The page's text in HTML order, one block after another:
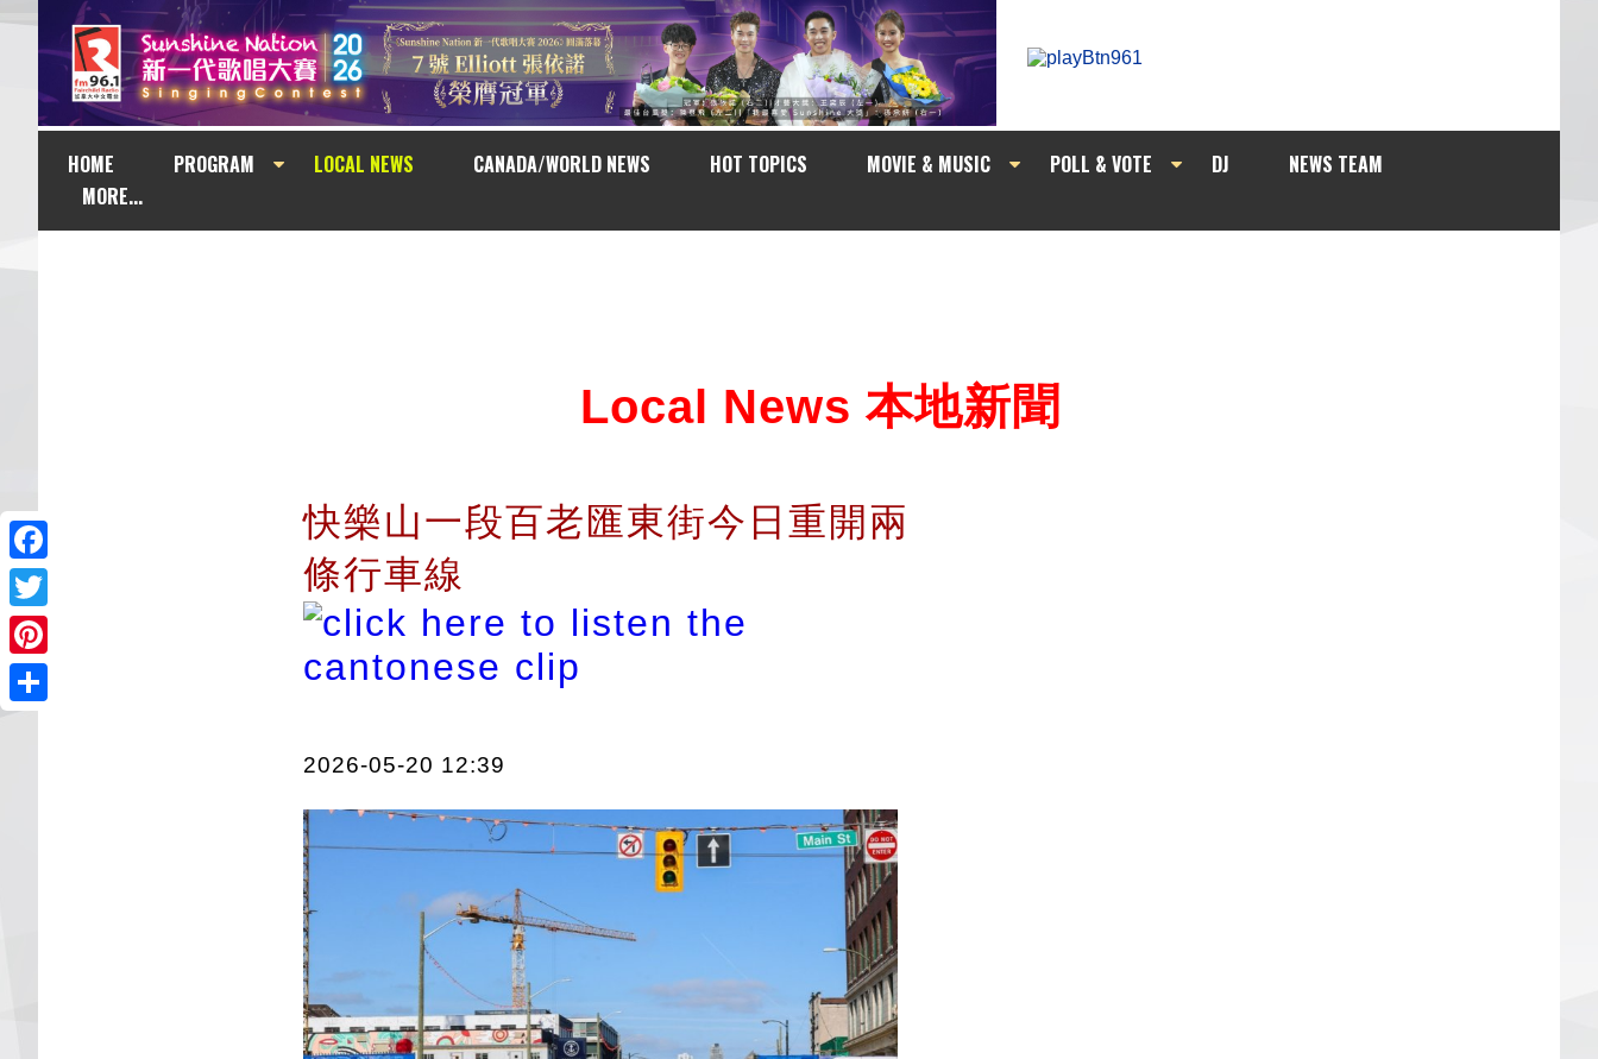
HOME PROGRAM LOCAL NEWS CANADA/WORLD NEWS HOT TOPICS MOVIE & MUSIC POLL & VOTE DJ
NEWS TEAM
MORE...
Facebook
Twitter
Pinterest
Local News 本地新聞
快樂山一段百老匯東街今日重開兩
條行車線
2026-05-20 12:39